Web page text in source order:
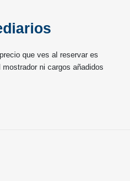
que ves al reservar es
ni cargos añadidos